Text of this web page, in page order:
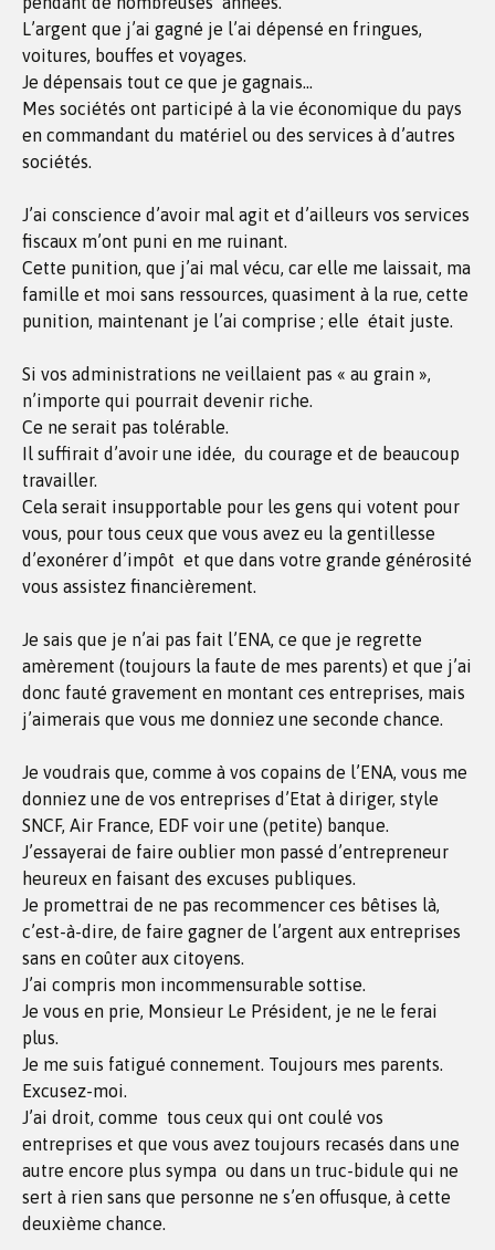
L’argent que j’ai gagné je l’ai dépensé en fringues,
voitures, bouffes et voyages.
Je dépensais tout ce que je gagnais…
Mes sociétés ont participé à la vie économique du pays
en commandant du matériel ou des services à d’autres
sociétés.
J’ai conscience d’avoir mal agit et d’ailleurs vos services
fiscaux m’ont puni en me ruinant.
Cette punition, que j’ai mal vécu, car elle me laissait, ma
famille et moi sans ressources, quasiment à la rue, cette
punition, maintenant je l’ai comprise ; elle était juste.
Si vos administrations ne veillaient pas « au grain »,
n’importe qui pourrait devenir riche.
Ce ne serait pas tolérable.
Il suffirait d’avoir une idée, du courage et de beaucoup
travailler.
Cela serait insupportable pour les gens qui votent pour
vous, pour tous ceux que vous avez eu la gentillesse
d’exonérer d’impôt et que dans votre grande générosité
vous assistez financièrement.
Je sais que je n’ai pas fait l’ENA, ce que je regrette
amèrement (toujours la faute de mes parents) et que j’ai
donc fauté gravement en montant ces entreprises, mais
j’aimerais que vous me donniez une seconde chance.
Je voudrais que, comme à vos copains de l’ENA, vous me
donniez une de vos entreprises d’Etat à diriger, style
SNCF, Air France, EDF voir une (petite) banque.
J’essayerai de faire oublier mon passé d’entrepreneur
heureux en faisant des excuses publiques.
Je promettrai de ne pas recommencer ces bêtises là,
c’est-à-dire, de faire gagner de l’argent aux entreprises
sans en coûter aux citoyens.
J’ai compris mon incommensurable sottise.
Je vous en prie, Monsieur Le Président, je ne le ferai
plus.
Je me suis fatigué connement. Toujours mes parents.
Excusez-moi.
J’ai droit, comme tous ceux qui ont coulé vos
entreprises et que vous avez toujours recasés dans une
autre encore plus sympa ou dans un truc-bidule qui ne
sert à rien sans que personne ne s’en offusque, à cette
deuxième chance.